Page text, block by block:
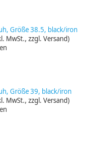
Größe 38.5, black/iron
MwSt., zzgl. Versand)
Größe 39, black/iron
MwSt., zzgl. Versand)